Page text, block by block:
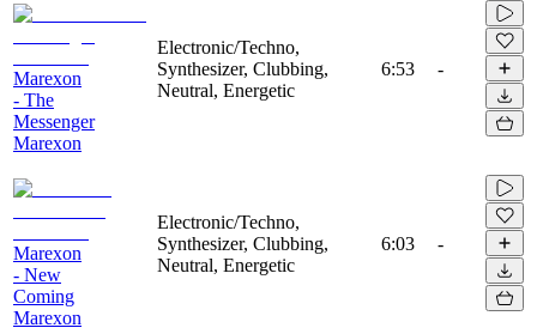
Marexon
- The
Messenger
Marexon
Electronic/Techno,
Synthesizer, Clubbing,
Neutral, Energetic
6:53 -
Marexon
- New
Coming
Marexon
Electronic/Techno,
Synthesizer, Clubbing,
Neutral, Energetic
6:03 -